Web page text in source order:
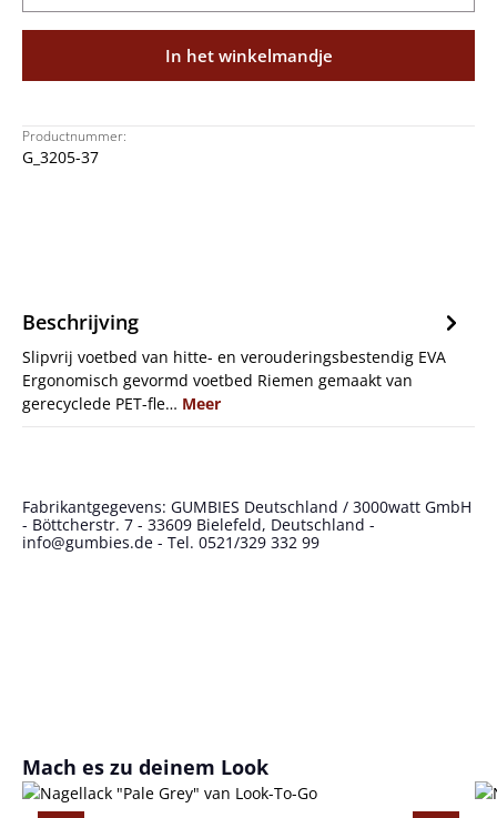
In het winkelmandje
Productnummer:
G_3205-37
Beschrijving
Slipvrij voetbed van hitte- en verouderingsbestendig EVA
Ergonomisch gevormd voetbed Riemen gemaakt van
gerecyclede PET-fle… Meer
Fabrikantgegevens: GUMBIES Deutschland / 3000watt GmbH
- Böttcherstr. 7 - 33609 Bielefeld, Deutschland -
info@gumbies.de - Tel. 0521/329 332 99
Productgalerij overslaan
Mach es zu deinem Look